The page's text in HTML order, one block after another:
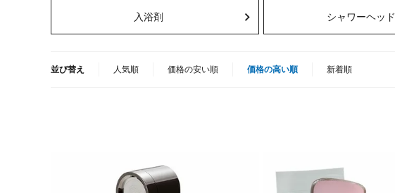
入浴剤 シャワーヘッド
並び替え 人気順 価格の安い順 価格の高い順 新着順